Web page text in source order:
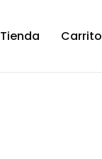
Tienda Carrito